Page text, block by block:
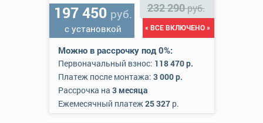
197 450 руб.
с установкой
232 290руб.
« ВСЕ ВКЛЮЧЕНО »
Можно в рассрочку под 0%:
Первоначальный взнос: 118 470 р.
Платеж после монтажа: 3 000 р.
Рассрочка на 3 месяца
Ежемесячный платеж25 327р.